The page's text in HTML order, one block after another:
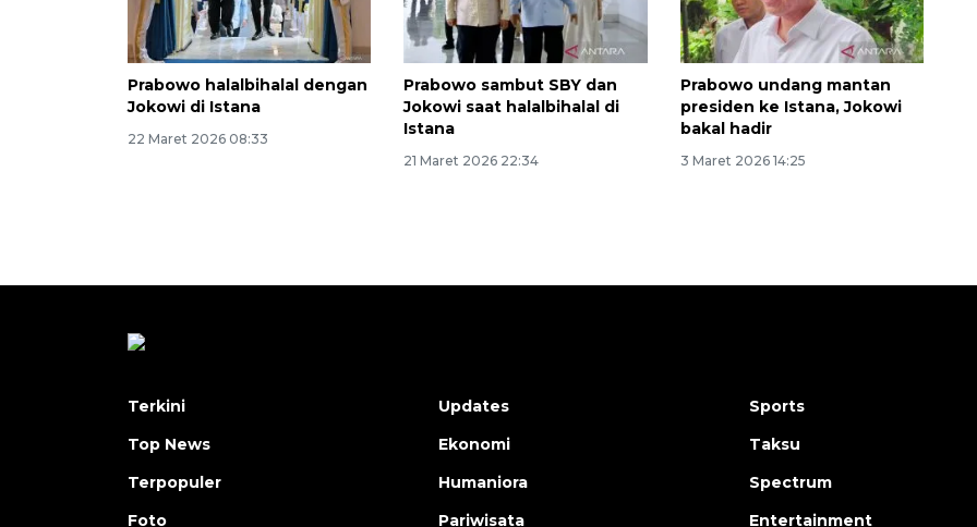
Prabowo halalbihalal dengan
Jokowi di Istana
22 Maret 2026 08:33
Prabowo sambut SBY dan
Jokowi saat halalbihalal di
Istana
21 Maret 2026 22:34
Prabowo undang mantan
presiden ke Istana, Jokowi
bakal hadir
3 Maret 2026 14:25
Terkini
Top News
Terpopuler
Foto
Updates
Ekonomi
Humaniora
Pariwisata
Sports
Taksu
Spectrum
Entertainment